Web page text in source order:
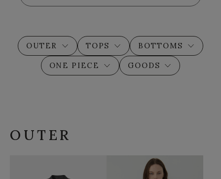
OUTER TOPS BOTTOMS
ONE PIECE GOODS
OUTER